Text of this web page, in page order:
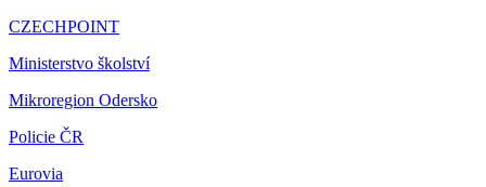
CZECHPOINT
Ministerstvo školství
Mikroregion Odersko
Policie ČR
Eurovia